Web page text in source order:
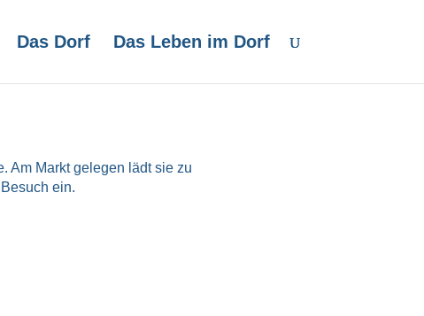
Das Dorf Das Leben im Dorf
Am Markt gelegen lädt sie zu
ein.